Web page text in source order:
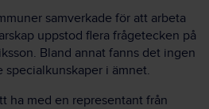
samverkade för att arbeta
uppstod flera frågetecken på
Bland annat fanns det ingen
specialkunskaper i ämnet.
ha med en representant från